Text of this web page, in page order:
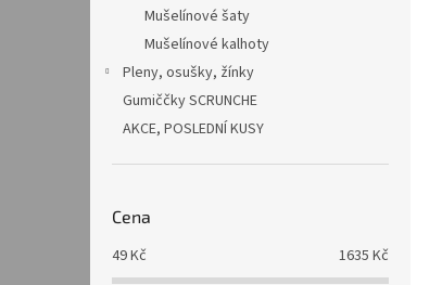
Mušelínové šaty
Mušelínové kalhoty
Pleny, osušky, žínky
Gumiččky SCRUNCHE
AKCE, POSLEDNÍ KUSY
Cena
49Kč 1635 Kč